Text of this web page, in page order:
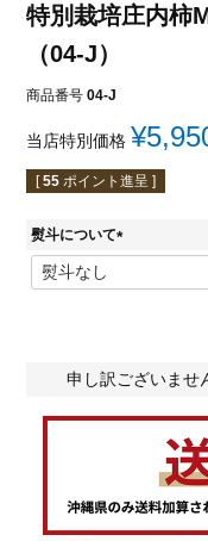
特別栽培庄内柿
（04-J）
商品番号 04-J
当店特別価格 ¥
[ 55 ポイント進呈 ]
熨斗について
(
申し訳ございませ